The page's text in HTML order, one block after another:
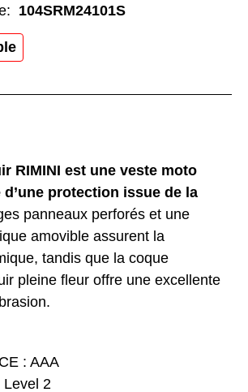
RIMINI est une veste moto
protection issue de la
panneaux perforés et une
amovible assurent la
tandis que la coque
pleine fleur offre une excellente
: AAA
Level 2
104SRM24101S